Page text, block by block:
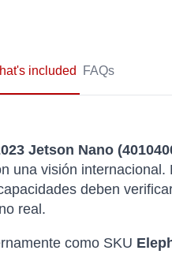
included FAQs
Jetson Nano
una visión
deben
real.
como SKU